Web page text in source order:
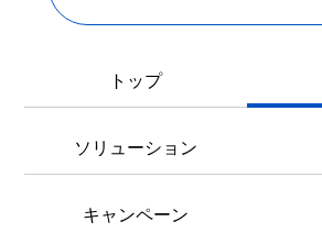
トップ
ソリューション
キャンペーン